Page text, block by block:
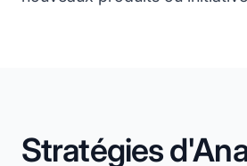
Stratégies